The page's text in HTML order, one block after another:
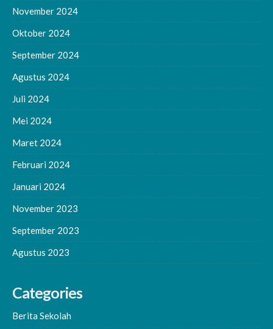
November 2024
Oktober 2024
September 2024
Agustus 2024
Juli 2024
Mei 2024
Maret 2024
Februari 2024
Januari 2024
November 2023
September 2023
Agustus 2023
Categories
Berita Sekolah